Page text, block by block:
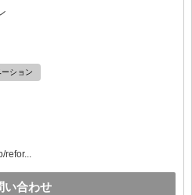
ーション
refor...
い合わせ